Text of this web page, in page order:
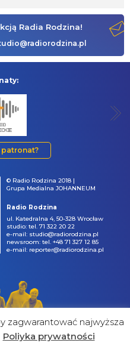
Radia Rodzina!
© Radio Rodzina 2018 |
Grupa Medialna JOHANNEUM
Radio Rodzina
ul. Katedralna 4, 50-328 Wrocław
studio: tel. 71 322 20 22
e-mail: studio@radiorodzina.pl
newsroom: tel. +48 71 327 12 85
e-mail: reporter@radiorodzina.pl
zagwarantować najwyższa
Poliyka prywatności